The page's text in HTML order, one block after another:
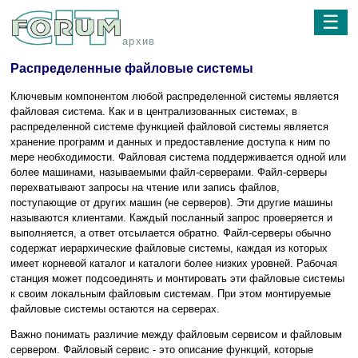
архив
☰
Распределенные файловые системы
Ключевым компонентом любой распределенной системы является
файловая система. Как и в централизованных системах, в
распределенной системе функцией файловой системы является
хранение программ и данных и предоставление доступа к ним по
мере необходимости. Файловая система поддерживается одной или
более машинами, называемыми файл-серверами. Файл-серверы
перехватывают запросы на чтение или запись файлов,
поступающие от других машин (не серверов). Эти другие машины
называются клиентами. Каждый посланный запрос проверяется и
выполняется, а ответ отсылается обратно. Файл-серверы обычно
содержат иерархические файловые системы, каждая из которых
имеет корневой каталог и каталоги более низких уровней. Рабочая
станция может подсоединять и монтировать эти файловые системы
к своим локальным файловым системам. При этом монтируемые
файловые системы остаются на серверах.
Важно понимать различие между файловым сервисом и файловым
сервером. Файловый сервис - это описание функций, которые